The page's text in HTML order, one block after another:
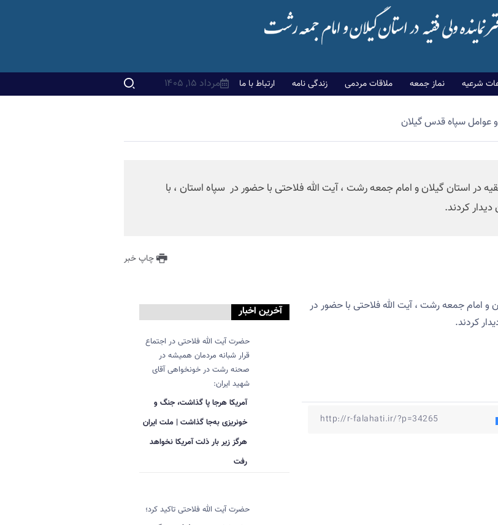
شرعیه نماز جمعه ملاقات مردمی زندگی نامه ارتباط با ما مرداد ۱۵, ۱۴۰۵
و عوامل سپاه قدس گیلان
در استان گیلان و امام جمعه رشت ،‌ آیت الله فلاحتی با حضور در سپاه استان ، با
کردند.
چاپ خبر
و امام جمعه رشت ،‌ آیت الله فلاحتی با حضور در
کردند.
آخرین اخبار
حضرت آیت الله فلاحتی در اجتماع
قرار شبانه مردمان همیشه در
صحنه رشت در خونخواهی آقای
شهید ایران:
آمریکا هرجا پا گذاشت، جنگ و
خونریزی به‌جا گذاشت | ملت ایران
هرگز زیر بار ذلت آمریکا نخواهد
رفت
حضرت آیت الله فلاحتی تاکید کرد؛